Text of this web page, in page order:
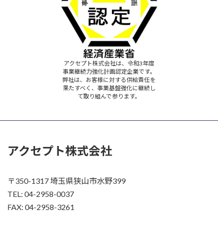
アクセプト株式会社は、令和3年度
事業継続力強化計画認定企業です。
弊社は、お客様に対する供給責任を
果たすべく、事業基盤強化に継続し
て取り組んで参ります。
アクセプト株式会社
〒350-1317 埼玉県狭山市水野399
TEL: 04-2958-0037
FAX: 04-2958-3261